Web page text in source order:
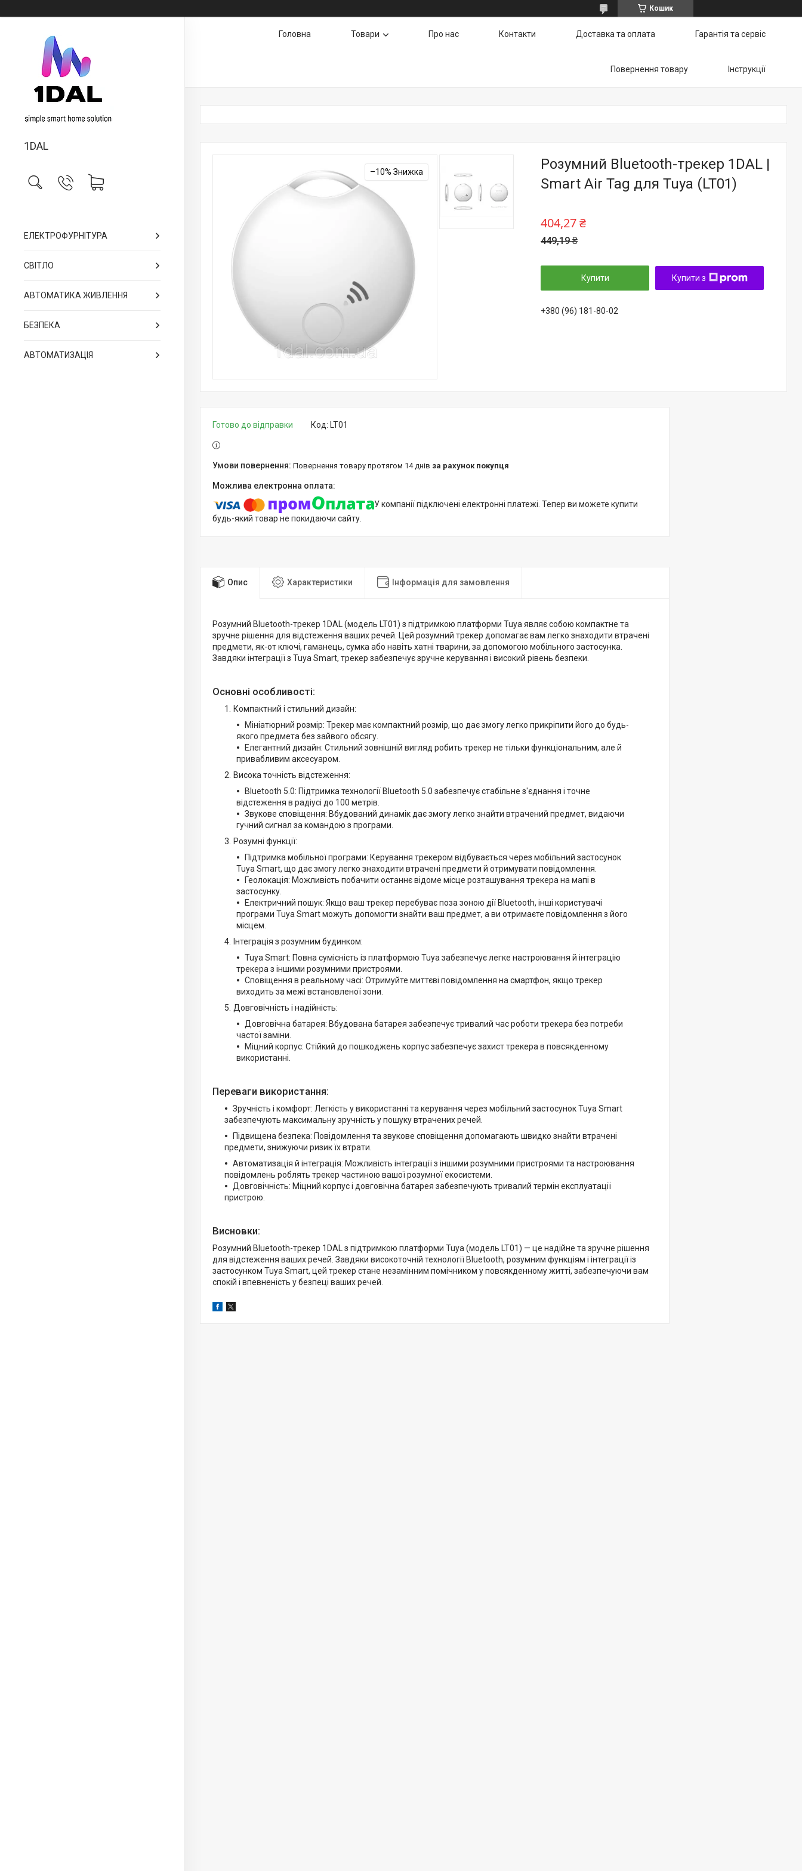
Кошик
1DAL
ЕЛЕКТРОФУРНІТУРА
СВІТЛО
АВТОМАТИКА ЖИВЛЕННЯ
БЕЗПЕКА
АВТОМАТИЗАЦІЯ
Головна Товари Про нас Контакти Доставка та оплата Гарантія та сервіс
Повернення товару Інструкції
–10%
Розумний Bluetooth-трекер 1DAL |
Smart Air Tag для Tuya (LT01)
449,19 ₴
404,27 ₴
Купити Купити з
+380 (96) 181-80-02
Готово до відправки Код: LT01
повернення товару протягом 14 днів за рахунок покупця
У компанії підключені електронні платежі. Тепер ви можете купити
будь-який товар не покидаючи сайту.
Опис Характеристики Інформація для замовлення
Розумний Bluetooth-трекер 1DAL (модель LT01) з підтримкою платформи Tuya являє собою компактне та
зручне рішення для відстеження ваших речей. Цей розумний трекер допомагає вам легко знаходити втрачені
предмети, як-от ключі, гаманець, сумка або навіть хатні тварини, за допомогою мобільного застосунка.
Завдяки інтеграції з Tuya Smart, трекер забезпечує зручне керування і високий рівень безпеки.
Основні особливості:
Компактний і стильний дизайн:
Мініатюрний розмір: Трекер має компактний розмір, що дає змогу легко прикріпити його до будь-
якого предмета без зайвого обсягу.
Елегантний дизайн: Стильний зовнішній вигляд робить трекер не тільки функціональним, але й
привабливим аксесуаром.
Висока точність відстеження:
Bluetooth 5.0: Підтримка технології Bluetooth 5.0 забезпечує стабільне з'єднання і точне
відстеження в радіусі до 100 метрів.
Звукове сповіщення: Вбудований динамік дає змогу легко знайти втрачений предмет, видаючи
гучний сигнал за командою з програми.
Розумні функції:
Підтримка мобільної програми: Керування трекером відбувається через мобільний застосунок
Tuya Smart, що дає змогу легко знаходити втрачені предмети й отримувати повідомлення.
Геолокація: Можливість побачити останнє відоме місце розташування трекера на мапі в
застосунку.
Електричний пошук: Якщо ваш трекер перебуває поза зоною дії Bluetooth, інші користувачі
програми Tuya Smart можуть допомогти знайти ваш предмет, а ви отримаєте повідомлення з його
місцем.
Інтеграція з розумним будинком:
Tuya Smart: Повна сумісність із платформою Tuya забезпечує легке настроювання й інтеграцію
трекера з іншими розумними пристроями.
Сповіщення в реальному часі: Отримуйте миттєві повідомлення на смартфон, якщо трекер
виходить за межі встановленої зони.
Довговічність і надійність:
Довговічна батарея: Вбудована батарея забезпечує тривалий час роботи трекера без потреби
частої заміни.
Міцний корпус: Стійкий до пошкоджень корпус забезпечує захист трекера в повсякденному
використанні.
Переваги використання:
Зручність і комфорт: Легкість у використанні та керування через мобільний застосунок Tuya Smart
забезпечують максимальну зручність у пошуку втрачених речей.
Підвищена безпека: Повідомлення та звукове сповіщення допомагають швидко знайти втрачені
предмети, знижуючи ризик їх втрати.
Автоматизація й інтеграція: Можливість інтеграції з іншими розумними пристроями та настроювання
повідомлень роблять трекер частиною вашої розумної екосистеми.
Довговічність: Міцний корпус і довговічна батарея забезпечують тривалий термін експлуатації
пристрою.
Висновки:
Розумний Bluetooth-трекер 1DAL з підтримкою платформи Tuya (модель LT01) — це надійне та зручне рішення
для відстеження ваших речей. Завдяки високоточній технології Bluetooth, розумним функціям і інтеграції із
застосунком Tuya Smart, цей трекер стане незамінним помічником у повсякденному житті, забезпечуючи вам
спокій і впевненість у безпеці ваших речей.